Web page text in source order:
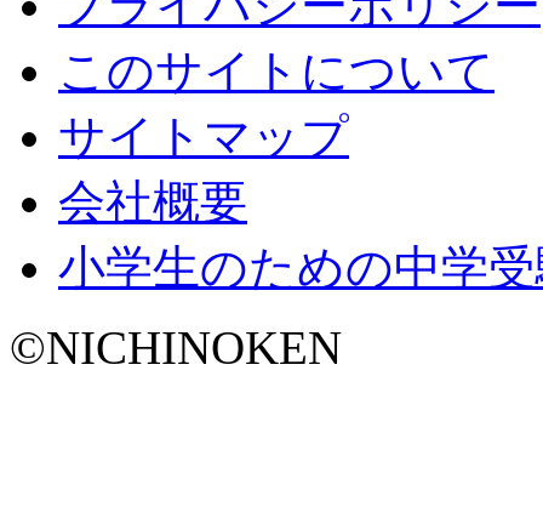
このサイトについて
サイトマップ
会社概要
小学生のための中学
©NICHINOKEN